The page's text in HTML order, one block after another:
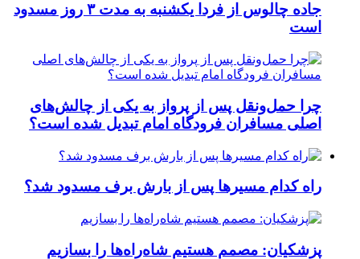
جاده چالوس از فردا یکشنبه به مدت ۳ روز مسدود
است
چرا حمل‌ونقل پس از پرواز به یکی از چالش‌های
اصلی مسافران فرودگاه امام تبدیل شده است؟
راه کدام مسیرها پس از بارش برف مسدود شد؟
پزشکیان: مصمم هستیم شاه‌راه‌ها را بسازیم